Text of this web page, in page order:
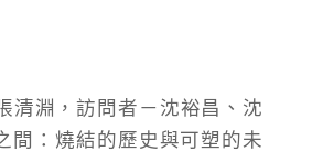
清淵，訪問者－沈裕昌、沈
間：燒結的歷史與可塑的未